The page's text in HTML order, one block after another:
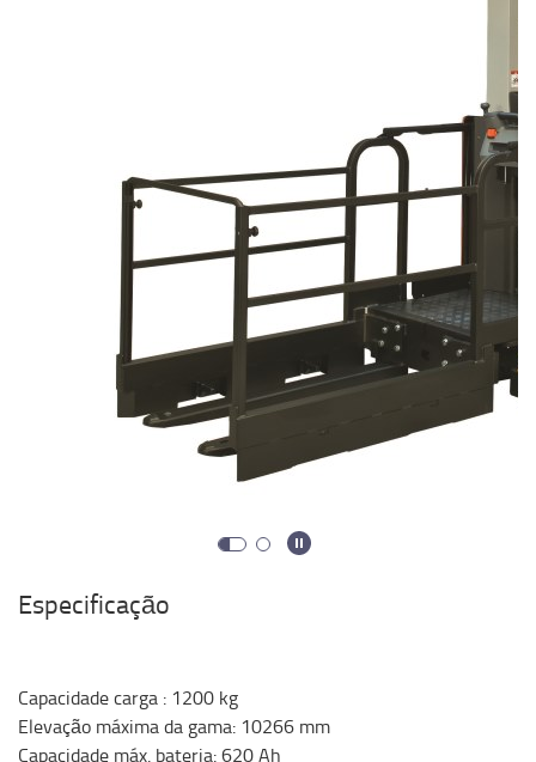
Especificação
Capacidade carga : 1200 kg
Elevação máxima da gama: 10266 mm
Capacidade máx. bateria:620Ah